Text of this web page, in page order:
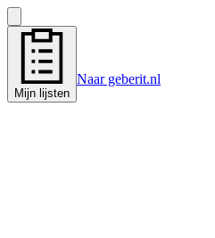
Mijn lijsten
Naar geberit.nl